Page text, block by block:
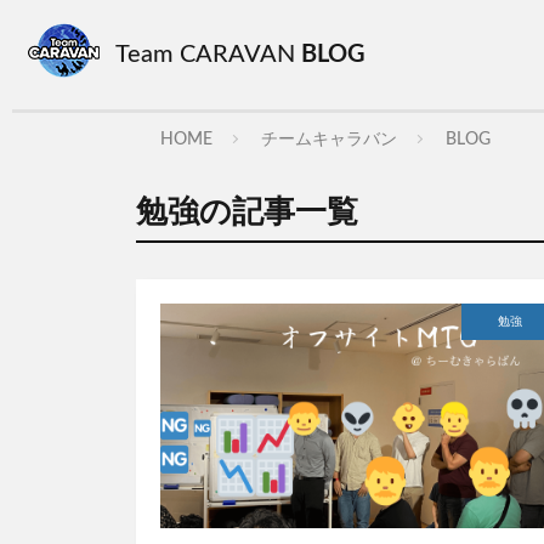
Team CARAVAN BLOG
HOME チームキャラバン BLOG
勉強の記事一覧
勉強